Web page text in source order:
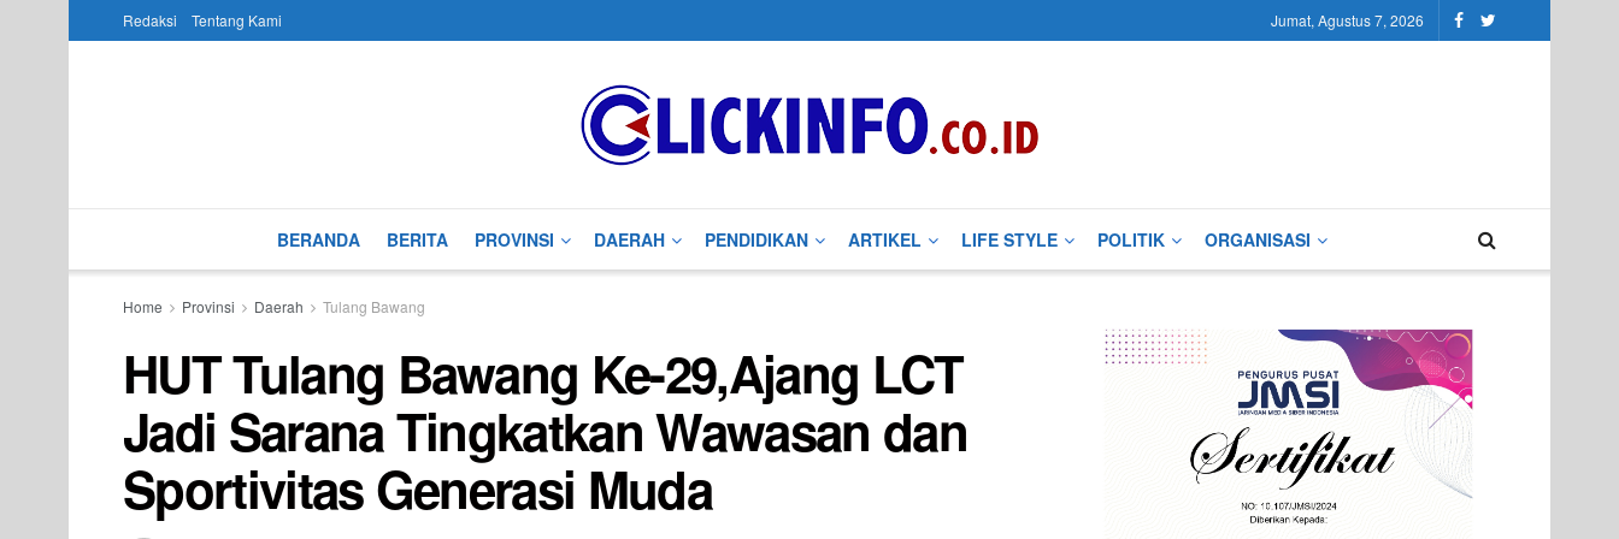
Redaksi Tentang Kami Jumat, Agustus 7, 2026
BERANDA BERITA PROVINSI DAERAH PENDIDIKAN ARTIKEL LIFE STYLE POLITIK ORGANISASI
Home Provinsi Daerah Tulang Bawang
HUT Tulang Bawang Ke-29,Ajang LCT
Jadi Sarana Tingkatkan Wawasan dan
Sportivitas Generasi Muda